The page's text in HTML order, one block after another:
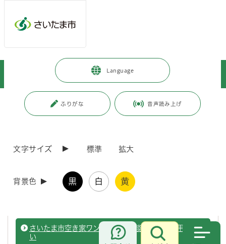
Language
ふりがな 音声読み上げ
文字サイズ 標準 拡大
背景色 黒 白 黄
お問合せ
さがす
暮らし・手続き > 住まい・暮らし・相談
住まいに関する情報
ページ番号：J000128
「さいたま市既存住宅ガイドブック」は、既存住宅の売買や維持管
さいたま市空き家ワンストップ相談窓口をご利用くださ
い